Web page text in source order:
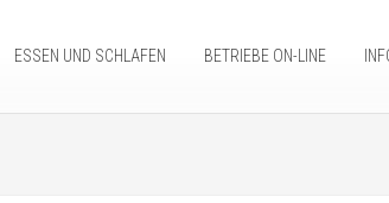
ESSEN UND SCHLAFEN BETRIEBE ON-LINE